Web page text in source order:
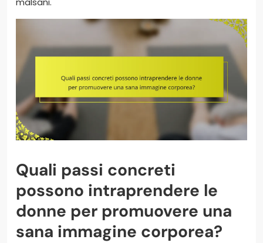
Quali passi concreti
possono intraprendere le
donne per promuovere una
sana immagine corporea?